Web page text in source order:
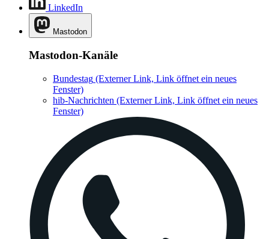
LinkedIn
Mastodon
Mastodon-Kanäle
Bundestag (Externer Link, Link öffnet ein neues
Fenster)
hib-Nachrichten (Externer Link, Link öffnet ein neues
Fenster)